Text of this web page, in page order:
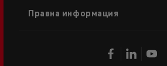
Правна информация